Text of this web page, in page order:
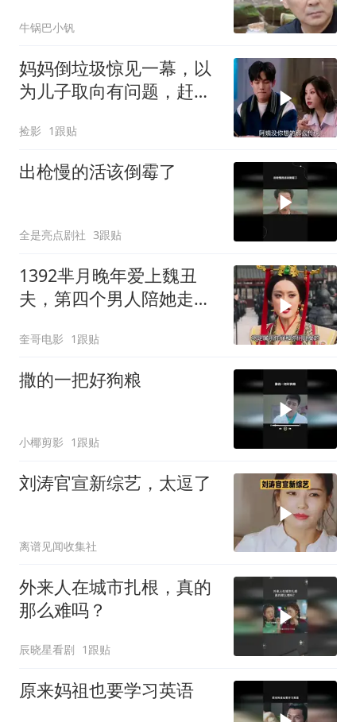
牛锅巴小钒
妈妈倒垃圾惊见一幕，以
为儿子取向有问题，赶忙
捡影 1跟贴
出枪慢的活该倒霉了
全是亮点剧社 3跟贴
1392芈月晚年爱上魏丑
夫，第四个男人陪她走完
局！
奎哥电影 1跟贴
撒的一把好狗粮
小椰剪影 1跟贴
刘涛官宣新综艺，太逗了
离谱见闻收集社
外来人在城市扎根，真的
那么难吗？
辰晓星看剧 1跟贴
原来妈祖也要学习英语